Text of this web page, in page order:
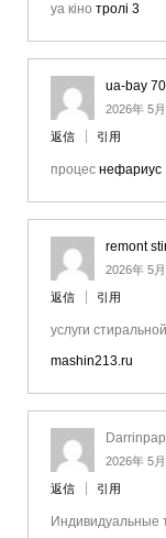
уа кіно тролі 3
ua-bay
2026年 5
返信 引用
процес нефариус
remont
2026年 5
返信 引用
услуги
mashin213.ru
Darrinpap
2026年 5
返信 引用
Индивидуальные